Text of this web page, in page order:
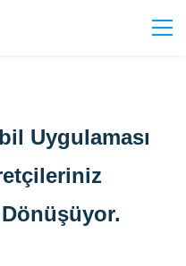
Uygulaması